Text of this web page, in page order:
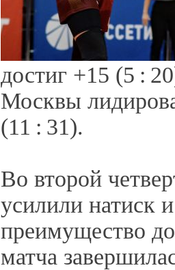
достиг +15 (5 :
Москвы
(11 : 31).
Во второй
усилили натиск
преимущество
матча